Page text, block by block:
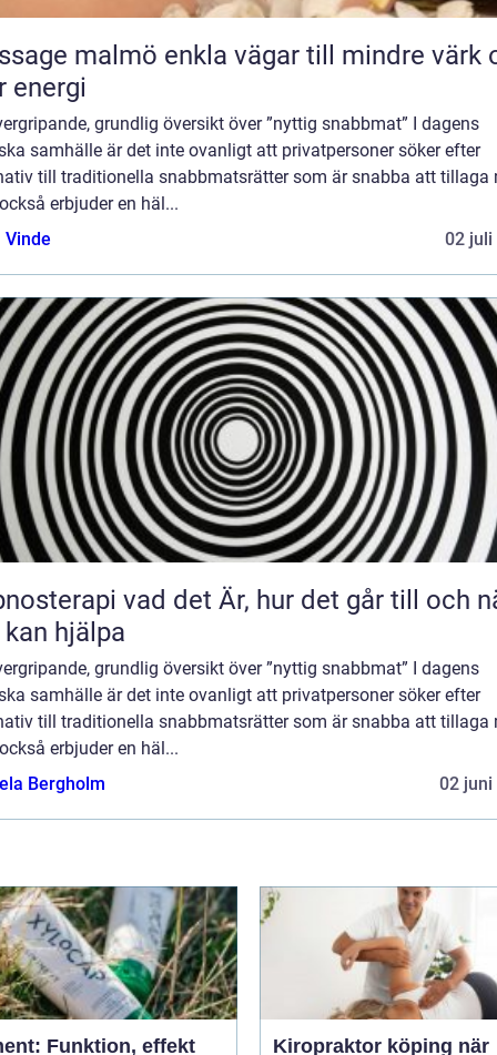
enkla vägar till mindre värk och
energi
grundlig översikt över ”nyttig snabbmat” I dagens
samhälle är det inte ovanligt att privatpersoner söker efter
till traditionella snabbmatsrätter som är snabba att tillaga
erbjuder en häl...
Vinde
02 juli
det Är, hur det går till och när
hjälpa
grundlig översikt över ”nyttig snabbmat” I dagens
samhälle är det inte ovanligt att privatpersoner söker efter
till traditionella snabbmatsrätter som är snabba att tillaga
erbjuder en häl...
Bergholm
02 juni
Funktion, effekt Kiropraktor köping när